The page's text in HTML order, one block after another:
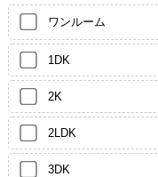
ワンルーム
1DK
2K
2LDK
3DK